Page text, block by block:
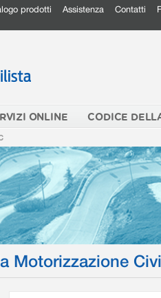
prodotti Assistenza Contatti
ONLINE CODICE
Motorizzazione